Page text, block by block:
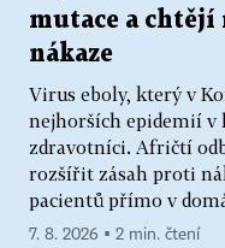
mutace a
nákaze
Virus eboly, který v
nejhorších epidemií
zdravotníci. Afričtí
rozšířit zásah proti
pacientů přímo v
7. 8. 2026 ▪ 2 min. čtení